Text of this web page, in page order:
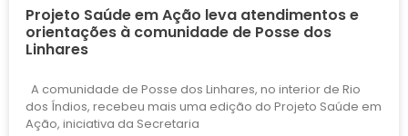
Projeto Saúde em Ação leva atendimentos e
orientações à comunidade de Posse dos
Linhares
A comunidade de Posse dos Linhares, no interior de Rio
dos Índios, recebeu mais uma edição do Projeto Saúde em
Ação, iniciativa da Secretaria